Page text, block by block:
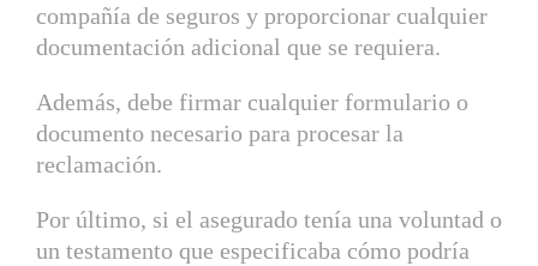
compañía de seguros y proporcionar cualquier
documentación adicional que se requiera.
Además, debe firmar cualquier formulario o
documento necesario para procesar la
reclamación.
Por último, si el asegurado tenía una voluntad o
un testamento que especificaba cómo podría